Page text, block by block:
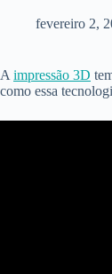
fevereiro 2,
A impressão 3D
como essa